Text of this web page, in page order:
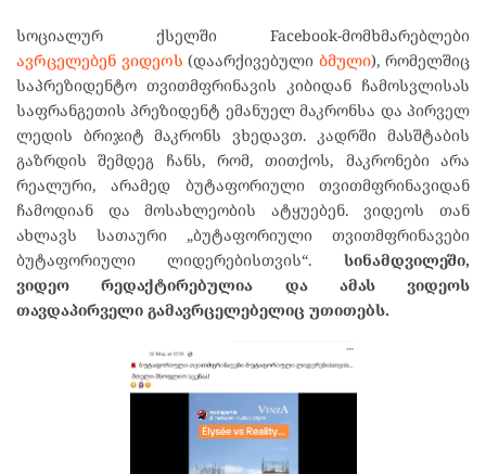
სოციალურ ქსელში Facebook-მომხმარებლები
ავრცელებენ ვიდეოს (დაარქივებული ბმული), რომელშიც
საპრეზიდენტო თვითმფრინავის კიბიდან ჩამოსვლისას
საფრანგეთის პრეზიდენტ ემანუელ მაკრონსა და პირველ
ლედის ბრიჯიტ მაკრონს ვხედავთ. კადრში მასშტაბის
გაზრდის შემდეგ ჩანს, რომ, თითქოს, მაკრონები არა
რეალური, არამედ ბუტაფორიული თვითმფრინავიდან
ჩამოდიან და მოსახლეობის ატყუებენ. ვიდეოს თან
ახლავს სათაური „ბუტაფორიული თვითმფრინავები
ბუტაფორიული ლიდერებისთვის“. სინამდვილეში,
ვიდეო რედაქტირებულია და ამას ვიდეოს
თავდაპირველი გამავრცელებელიც უთითებს.